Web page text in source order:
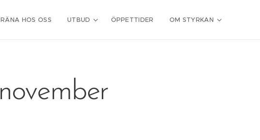
HOS OSS UTBUD ÖPPETTIDER OM STYRKAN